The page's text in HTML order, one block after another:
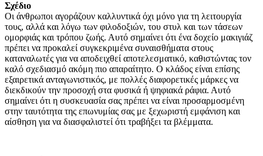
Σχέδιο
Οι άνθρωποι αγοράζουν καλλυντικά όχι μόνο για τη λειτουργία
τους, αλλά και λόγω των φιλοδοξιών, του στυλ και των τάσεων
ομορφιάς και τρόπου ζωής. Αυτό σημαίνει ότι ένα δοχείο μακιγιάζ
πρέπει να προκαλεί συγκεκριμένα συναισθήματα στους
καταναλωτές για να αποδειχθεί αποτελεσματικό, καθιστώντας τον
καλό σχεδιασμό ακόμη πιο απαραίτητο. Ο κλάδος είναι επίσης
εξαιρετικά ανταγωνιστικός, με πολλές διαφορετικές μάρκες να
διεκδικούν την προσοχή στα φυσικά ή ψηφιακά ράφια. Αυτό
σημαίνει ότι η συσκευασία σας πρέπει να είναι προσαρμοσμένη
στην ταυτότητα της επωνυμίας σας με ξεχωριστή εμφάνιση και
αίσθηση για να διασφαλιστεί ότι τραβήξει τα βλέμματα.